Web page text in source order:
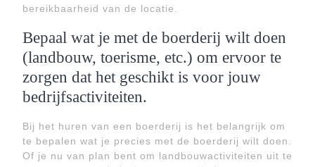
bereikbaarheid van de locatie.
Bepaal wat je met de boerderij wilt doen
(landbouw, toerisme, etc.) om ervoor te
zorgen dat het geschikt is voor jouw
bedrijfsactiviteiten.
Bij het huren van een boerderij is het belangrijk om
te bepalen wat je precies met de boerderij wilt doen.
Of je nu van plan bent om landbouwactiviteiten uit te